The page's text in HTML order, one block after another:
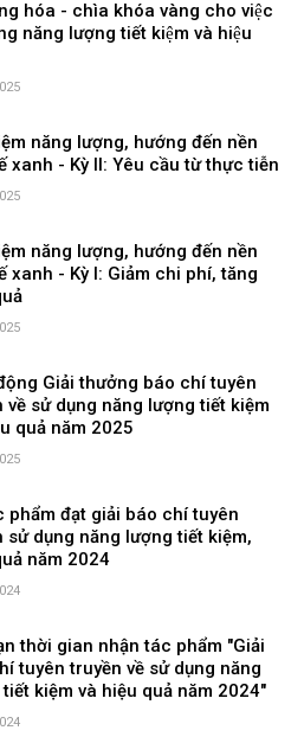
hóa - chìa khóa vàng cho việc
năng lượng tiết kiệm và hiệu
năng lượng, hướng đến nền
xanh - Kỳ II: Yêu cầu từ thực tiễn
năng lượng, hướng đến nền
xanh - Kỳ I: Giảm chi phí, tăng
Giải thưởng báo chí tuyên
về sử dụng năng lượng tiết kiệm
quả năm 2025
phẩm đạt giải báo chí tuyên
sử dụng năng lượng tiết kiệm,
năm 2024
thời gian nhận tác phẩm "Giải
tuyên truyền về sử dụng năng
kiệm và hiệu quả năm 2024"